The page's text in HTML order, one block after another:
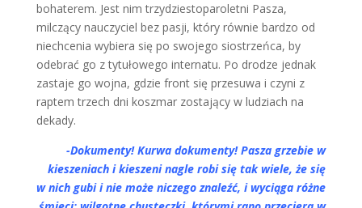
bohaterem. Jest nim trzydziestoparoletni Pasza,
milczący nauczyciel bez pasji, który równie bardzo od
niechcenia wybiera się po swojego siostrzeńca, by
odebrać go z tytułowego internatu. Po drodze jednak
zastaje go wojna, gdzie front się przesuwa i czyni z
raptem trzech dni koszmar zostający w ludziach na
dekady.
-Dokumenty! Kurwa dokumenty! Pasza grzebie w
kieszeniach i kieszeni nagle robi się tak wiele, że się
w nich gubi i nie może niczego znaleźć, i wyciąga różne